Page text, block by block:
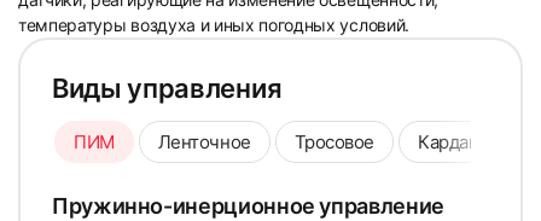
температуры воздуха и иных погодных условий.
Виды управления
ПИМ Ленточное Тросовое Карданное
Пружинно-инерционное управление